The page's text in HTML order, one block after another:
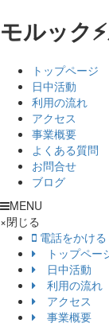
モルック
トップページ
日中活動
利用の流れ
アクセス
事業概要
よくある質問
お問合せ
ブログ
MENU
×閉じる
電話をかける
トップペー
日中活動
利用の流れ
アクセス
事業概要